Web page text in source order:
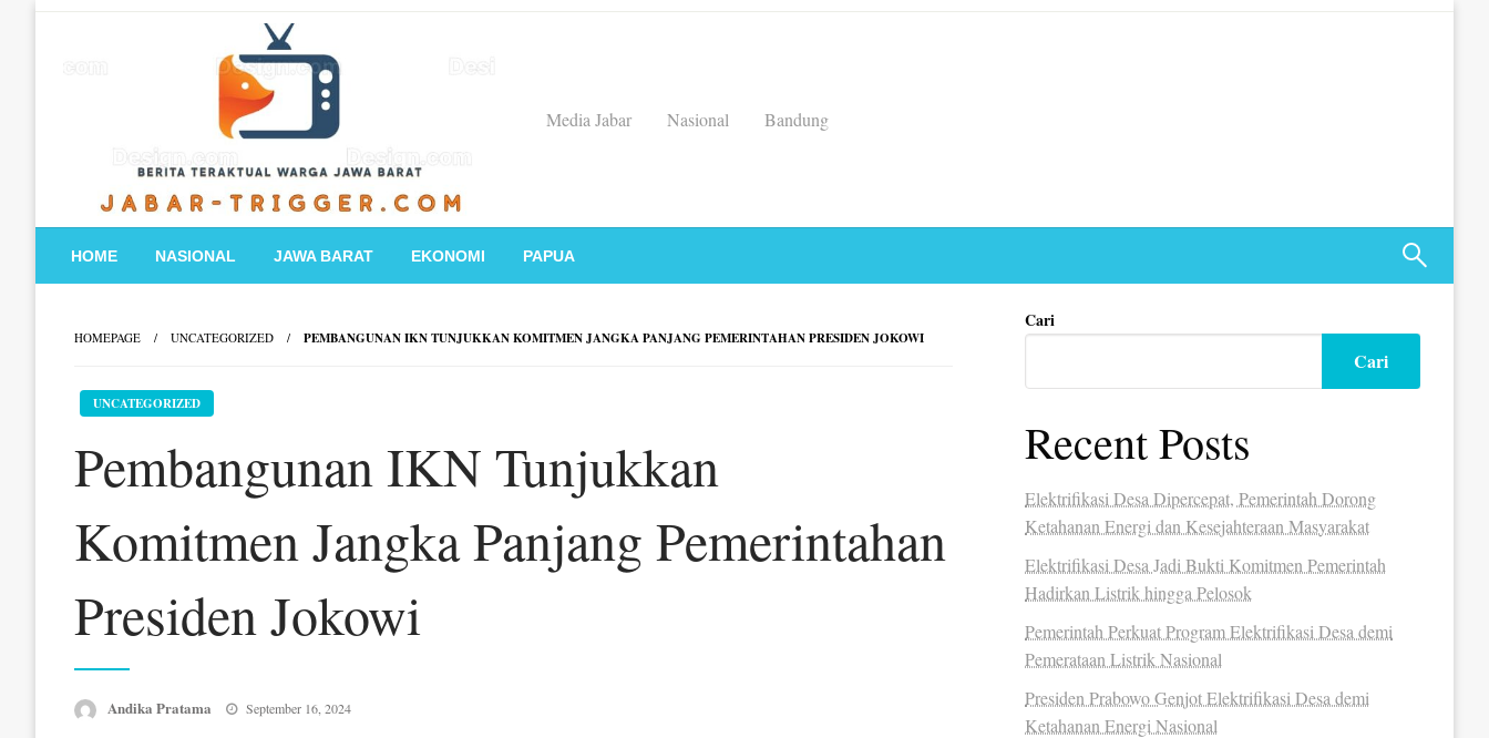
Media Jabar
Nasional Bandung
HOME NASIONAL JAWA BARAT EKONOMI PAPUA
HOMEPAGE UNCATEGORIZED PEMBANGUNAN IKN TUNJUKKAN KOMITMEN JANGKA PANJANG PEMERINTAHAN PRESIDEN JOKOWI
UNCATEGORIZED
Pembangunan IKN Tunjukkan
Komitmen Jangka Panjang Pemerintahan
Presiden Jokowi
Andika Pratama
Posted
September 16, 2024
Cari
Cari
Recent Posts
Elektrifikasi Desa Dipercepat, Pemerintah Dorong
Ketahanan Energi dan Kesejahteraan Masyarakat
Elektrifikasi Desa Jadi Bukti Komitmen Pemerintah
Hadirkan Listrik hingga Pelosok
Pemerintah Perkuat Program Elektrifikasi Desa demi
Pemerataan Listrik Nasional
Presiden Prabowo Genjot Elektrifikasi Desa demi
Ketahanan Energi Nasional